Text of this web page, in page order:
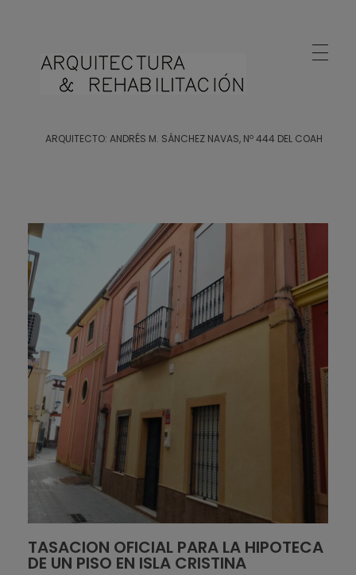
ARQUITECTO: ANDRÉS M. SÁNCHEZ NAVAS, Nº 444 DEL COAH
TASACION OFICIAL PARA LA HIPOTECA
DE UN PISO EN ISLA CRISTINA